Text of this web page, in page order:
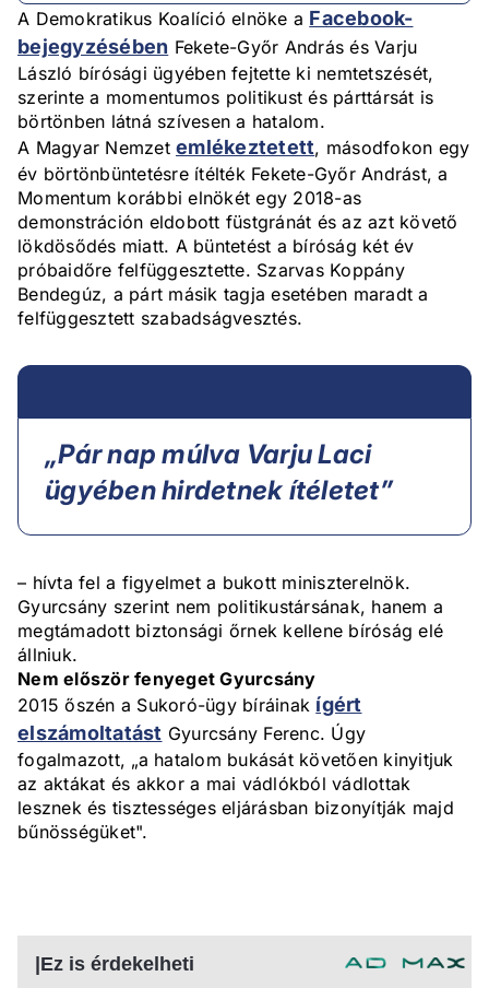
A Demokratikus Koalíció elnöke a Facebook-
bejegyzésében Fekete-Győr András és Varju
László bírósági ügyében fejtette ki nemtetszését,
szerinte a momentumos politikust és párttársát is
börtönben látná szívesen a hatalom.
A Magyar Nemzet emlékeztetett, másodfokon egy
év börtönbüntetésre ítélték Fekete-Győr Andrást, a
Momentum korábbi elnökét egy 2018-as
demonstráción eldobott füstgránát és az azt követő
lökdösődés miatt. A büntetést a bíróság két év
próbaidőre felfüggesztette. Szarvas Koppány
Bendegúz, a párt másik tagja esetében maradt a
felfüggesztett szabadságvesztés.
„Pár nap múlva Varju Laci
ügyében hirdetnek ítéletet”
– hívta fel a figyelmet a bukott miniszterelnök.
Gyurcsány szerint nem politikustársának, hanem a
megtámadott biztonsági őrnek kellene bíróság elé
állniuk.
Nem először fenyeget Gyurcsány
2015 őszén a Sukoró-ügy bíráinak ígért
elszámoltatást Gyurcsány Ferenc. Úgy
fogalmazott, „a hatalom bukását követően kinyitjuk
az aktákat és akkor a mai vádlókból vádlottak
lesznek és tisztességes eljárásban bizonyítják majd
bűnösségüket".